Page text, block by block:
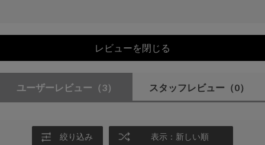
レビューを閉じる
ユーザーレビュー （3） スタッフレビュー （0）
絞り込み 表示：新しい順